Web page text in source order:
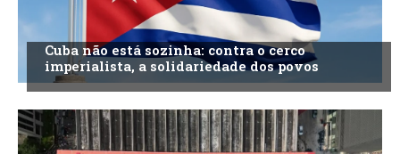
Cuba não está sozinha: contra o cerco
imperialista, a solidariedade dos povos